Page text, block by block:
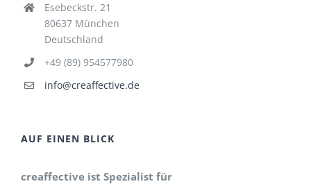
Esebeckstr. 21
80637 München
Deutschland
+49 (89) 954577980
info@creaffective.de
AUF EINEN BLICK
creaffective ist Spezialist für